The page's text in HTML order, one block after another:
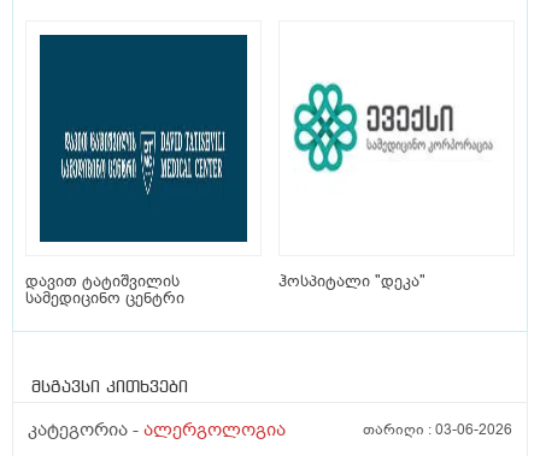
დავით ტატიშვილის
სამედიცინო ცენტრი
ჰოსპიტალი "დეკა"
მსგავსი კითხვები
კატეგორია - ალერგოლოგია თარიღი :03-06-2026